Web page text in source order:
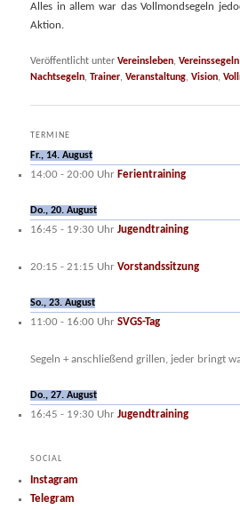
Alles in allem war das Vollmondsegeln
Aktion.
Veröffentlicht unter Vereinsleben,Vereinssegeln
Nachtsegeln,Trainer,Veranstaltung,Vision,
TERMINE
Fr., 14. August
14:00 -20:00 Uhr Ferientraining
Do., 20. August
16:45 - 19:30 UhrJugendtraining
20:15 -21:15 UhrVorstandssitzung
So., 23. August
11:00 - 16:00 UhrSVGS-Tag
Segeln + anschließend grillen, jeder bringt
Do., 27. August
16:45 - 19:30 UhrJugendtraining
SOCIAL
Instagram
Telegram